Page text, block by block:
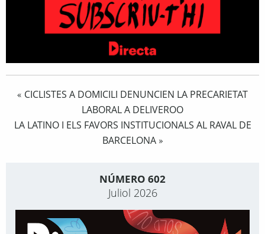
« CICLISTES A DOMICILI DENUNCIEN LA PRECARIETAT
LABORAL A DELIVEROO
LA LATINO I ELS FAVORS INSTITUCIONALS AL RAVAL DE
BARCELONA»
NÚMERO 602
Juliol 2026